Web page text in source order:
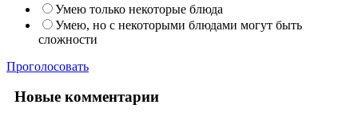
Умею только некоторые блюда
Умею, но с некоторыми блюдами могут быть
сложности
Проголосовать
Новые комментарии